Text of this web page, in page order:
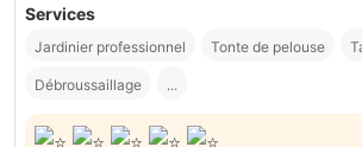
Services
Jardinier professionnel Tonte de pelouse
Débroussaillage ...